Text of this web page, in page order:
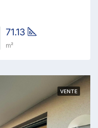
71.13
m²
VENTE